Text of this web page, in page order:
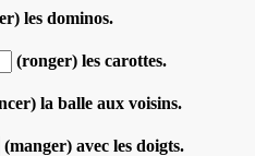
les dominos.
(ronger) les carottes.
la balle aux voisins.
(manger) avec les doigts.